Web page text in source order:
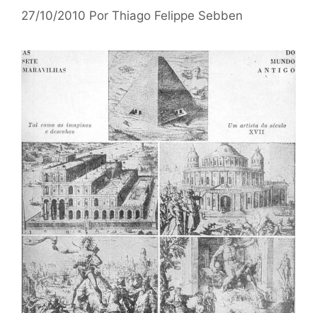
27/10/2010 Por Thiago Felippe Sebben